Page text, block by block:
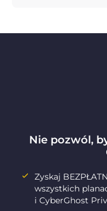
Nie pozwól,
Zyskaj
wszystkich
i CyberGhost